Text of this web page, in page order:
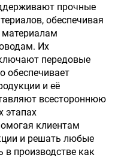
прочные
обеспечивая
Их
передовые
обеспечивает
и её
всестороннюю
этапах
клиентам
и решать любые
в производстве как